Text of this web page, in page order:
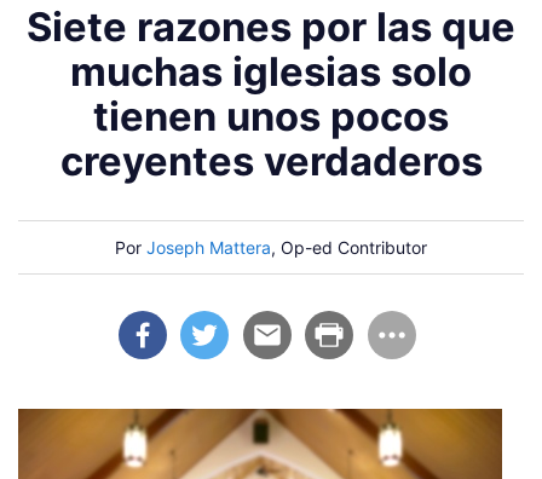
Siete razones por las que
muchas iglesias solo
tienen unos pocos
creyentes verdaderos
Por Joseph Mattera, Op-ed Contributor